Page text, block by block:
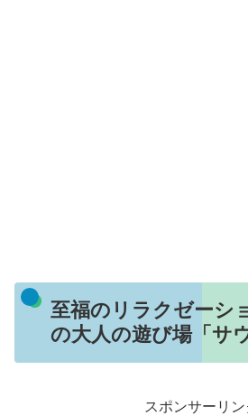
至福のリラクゼーシ
の大人の遊び場「サ
スポンサーリン